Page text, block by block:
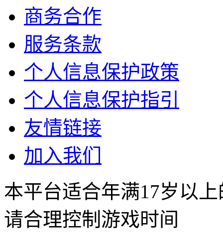
商务合作
服务条款
个人信息保护政策
个人信息保护指引
友情链接
加入我们
本平台适合年满17岁以
请合理控制游戏时间